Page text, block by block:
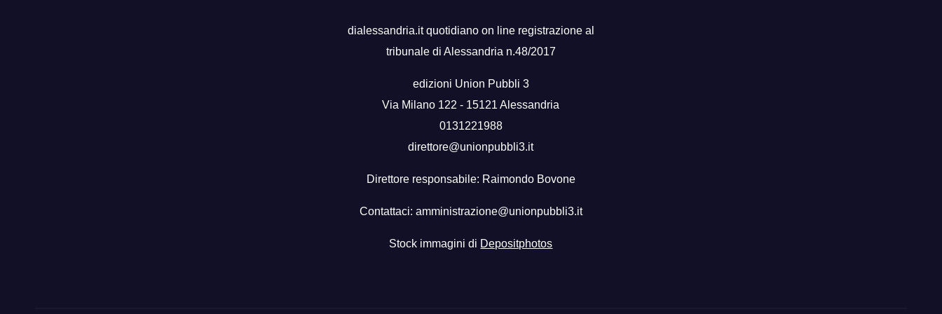
dialessandria.it quotidiano on line registrazione al
tribunale di Alessandria n.48/2017
edizioni Union Pubbli 3
Via Milano 122 - 15121 Alessandria
0131221988
direttore@unionpubbli3.it
Direttore responsabile: Raimondo Bovone
Contattaci: amministrazione@unionpubbli3.it
Stock immagini di Depositphotos